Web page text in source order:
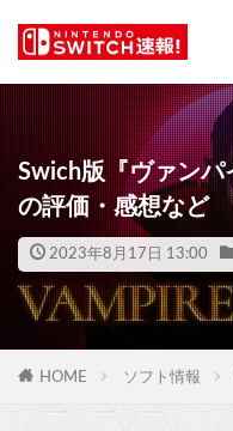
Swich版『ヴァンパ
の評価・感想など
2023年8月17日 13:00
HOME ソフト情報